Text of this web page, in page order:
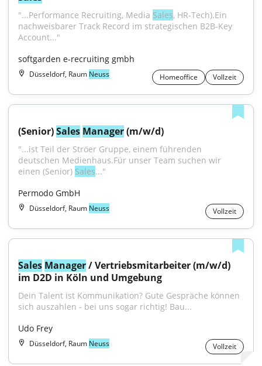
"...Performance Recruiting, Media Sales, HR‑Tech).Ein
nachweisbarer Track Record im strategischen B2B-Key
Account..."
softgarden e-recruiting gmbh
Düsseldorf, Raum Neuss Homeoffice Vollzeit
(Senior) Sales Manager (m/w/d)
"...ist Teil der Ströer Gruppe, einem führenden
deutschen Medienhaus.Für unser Team suchen wir
einen (Senior) Sales..."
Permodo GmbH
Düsseldorf, Raum Neuss Vollzeit
Sales Manager / Vertriebsmitarbeiter (m/w/d)
im D2D in Köln und Umgebung
Dein Talent ist Kommunikation? Gute Gespräche können
sich auszahlen - bei uns sogar richtig! Bau...
Udo Frey
Düsseldorf, Raum Neuss Vollzeit